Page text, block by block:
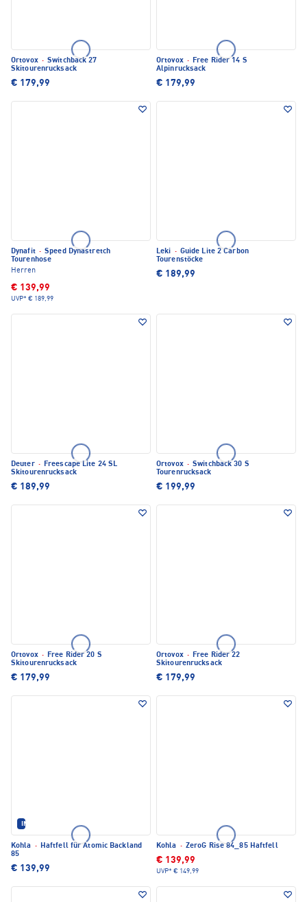
Ortovox · Switchback 27
Skitourenrucksack
€ 179,99
Ortovox · Free Rider 14 S
Alpinrucksack
€ 179,99
Dynafit · Speed Dynastretch
Tourenhose
Herren
€ 139,99
UVP* € 189,99
Leki · Guide Lite 2 Carbon
Tourenstöcke
€ 189,99
Deuter · Freescape Lite 24 SL
Skitourenrucksack
€ 189,99
Ortovox · Switchback 30 S
Tourenrucksack
€ 199,99
Ortovox · Free Rider 20 S
Skitourenrucksack
€ 179,99
Ortovox · Free Rider 22
Skitourenrucksack
€ 179,99
IM SET ERHÄLTLICH
Kohla · Haftfell für Atomic Backland
85
€ 139,99
Kohla · ZeroG Rise 84_85 Haftfell
€ 139,99
UVP* € 149,99